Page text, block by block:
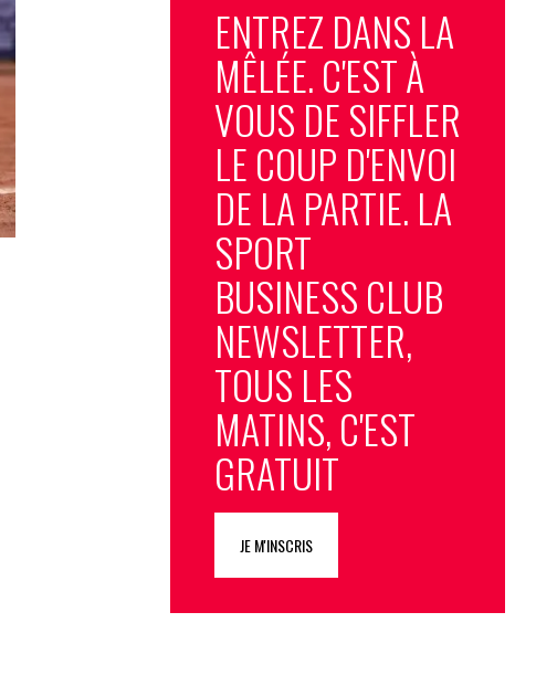
ENTREZ DANS LA
MÊLÉE. C'EST À
VOUS DE SIFFLER
LE COUP D'ENVOI
DE LA PARTIE. LA
SPORT
BUSINESS CLUB
NEWSLETTER,
TOUS LES
MATINS, C'EST
GRATUIT
JE M'INSCRIS